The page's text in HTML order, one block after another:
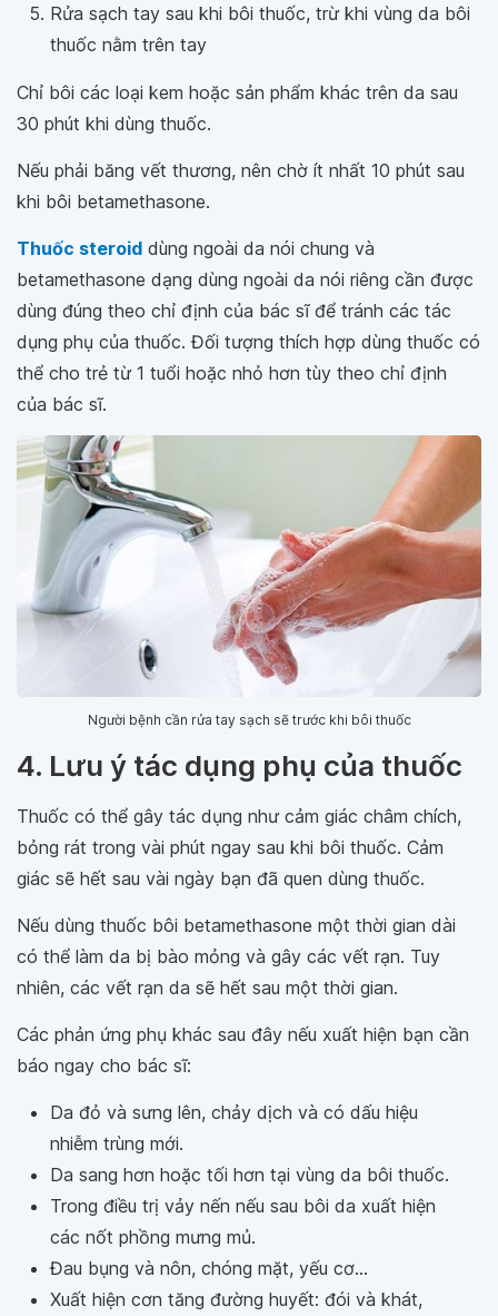
Rửa sạch tay sau khi bôi thuốc, trừ khi vùng da bôi
thuốc nằm trên tay
Chỉ bôi các loại kem hoặc sản phẩm khác trên da sau
30 phút khi dùng thuốc.
Nếu phải băng vết thương, nên chờ ít nhất 10 phút sau
khi bôi betamethasone.
Thuốc steroid dùng ngoài da nói chung và
betamethasone dạng dùng ngoài da nói riêng cần được
dùng đúng theo chỉ định của bác sĩ để tránh các tác
dụng phụ của thuốc. Đối tượng thích hợp dùng thuốc có
thể cho trẻ từ 1 tuổi hoặc nhỏ hơn tùy theo chỉ định
của bác sĩ.
Người bệnh cần rửa tay sạch sẽ trước khi bôi thuốc
4. Lưu ý tác dụng phụ của thuốc
Thuốc có thể gây tác dụng như cảm giác châm chích,
bỏng rát trong vài phút ngay sau khi bôi thuốc. Cảm
giác sẽ hết sau vài ngày bạn đã quen dùng thuốc.
Nếu dùng thuốc bôi betamethasone một thời gian dài
có thể làm da bị bào mỏng và gây các vết rạn. Tuy
nhiên, các vết rạn da sẽ hết sau một thời gian.
Các phản ứng phụ khác sau đây nếu xuất hiện bạn cần
báo ngay cho bác sĩ:
Da đỏ và sưng lên, chảy dịch và có dấu hiệu
nhiễm trùng mới.
Da sang hơn hoặc tối hơn tại vùng da bôi thuốc.
Trong điều trị vảy nến nếu sau bôi da xuất hiện
các nốt phồng mưng mủ.
Đau bụng và nôn, chóng mặt, yếu cơ...
Xuất hiện cơn tăng đường huyết: đói và khát,